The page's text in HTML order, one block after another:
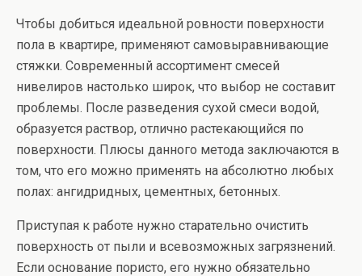
Чтобы добиться идеальной ровности поверхности
пола в квартире, применяют самовыравнивающие
стяжки. Современный ассортимент смесей
нивелиров настолько широк, что выбор не составит
проблемы. После разведения сухой смеси водой,
образуется раствор, отлично растекающийся по
поверхности. Плюсы данного метода заключаются в
том, что его можно применять на абсолютно любых
полах: ангидридных, цементных, бетонных.
Приступая к работе нужно старательно очистить
поверхность от пыли и всевозможных загрязнений.
Если основание пористо, его нужно обязательно